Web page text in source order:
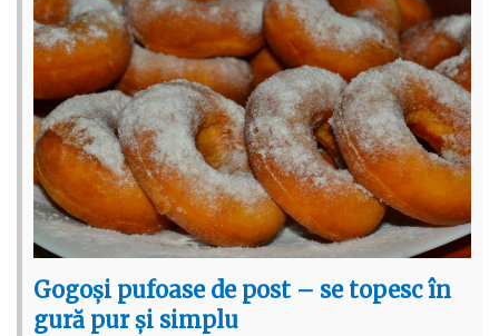
Gogoși pufoase de post – se topesc în
gură pur și simplu